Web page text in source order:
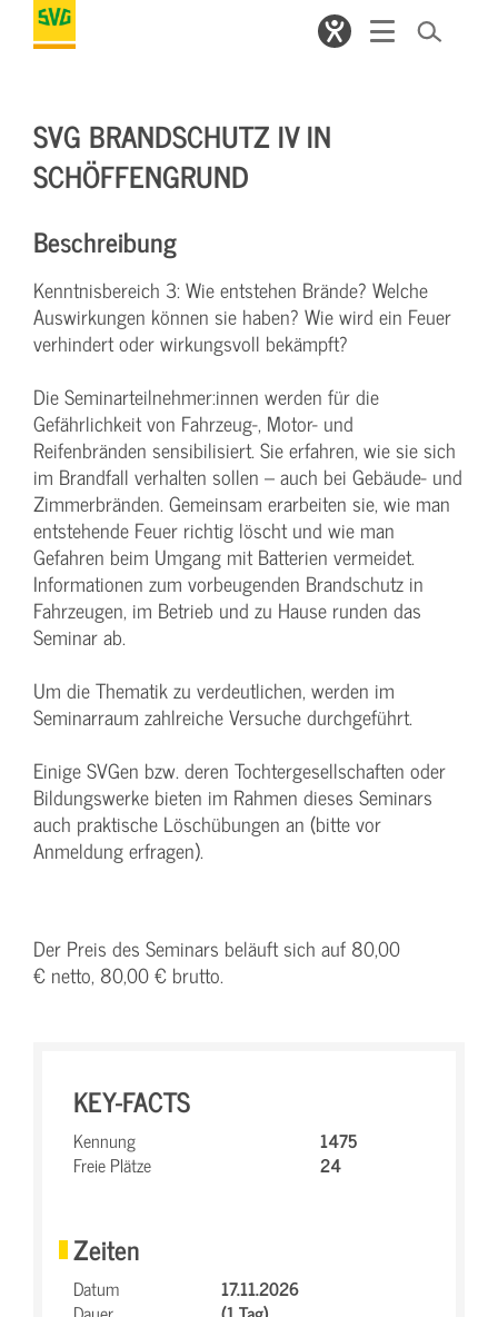
SVG BRANDSCHUTZ IV IN
SCHÖFFENGRUND
Beschreibung
Kenntnisbereich 3: Wie entstehen Brände? Welche
Auswirkungen können sie haben? Wie wird ein Feuer
verhindert oder wirkungsvoll bekämpft?
Die Seminarteilnehmer:innen werden für die
Gefährlichkeit von Fahrzeug-, Motor- und
Reifenbränden sensibilisiert. Sie erfahren, wie sie sich
im Brandfall verhalten sollen – auch bei Gebäude- und
Zimmerbränden. Gemeinsam erarbeiten sie, wie man
entstehende Feuer richtig löscht und wie man
Gefahren beim Umgang mit Batterien vermeidet.
Informationen zum vorbeugenden Brandschutz in
Fahrzeugen, im Betrieb und zu Hause runden das
Seminar ab.
Um die Thematik zu verdeutlichen, werden im
Seminarraum zahlreiche Versuche durchgeführt.
Einige SVGen bzw. deren Tochtergesellschaften oder
Bildungswerke bieten im Rahmen dieses Seminars
auch praktische Löschübungen an (bitte vor
Anmeldung erfragen).
Der Preis des Seminars beläuft sich auf 80,00
€ netto, 80,00 € brutto.
KEY-FACTS
Kennung
1475
Freie Plätze
24
Zeiten
Datum
17.11.2026